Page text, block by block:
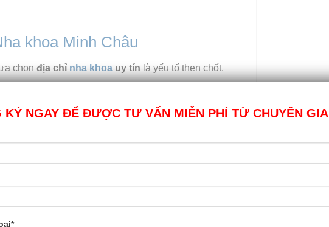
khoa Minh Châu
chọn địa chỉ nha khoauy tín là yếu tố then chốt.
Răng Hàm Mặt, đã thực hiện hàng ngàn ca niềng
môn vững vàngmà còn luôn tận tâm đồng hành
KÝ NGAY ĐỂ ĐƯỢC TƯ VẤN MIỄN PHÍ TỪ CHUYÊN GIA